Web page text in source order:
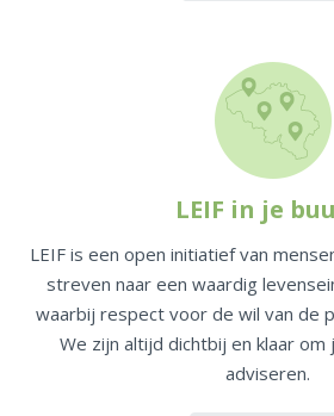
LEIF in je
LEIF is een open initiatief van
streven naar een waardig
waarbij respect voor de wil van de
We zijn altijd dichtbij en klaar
adviseren.